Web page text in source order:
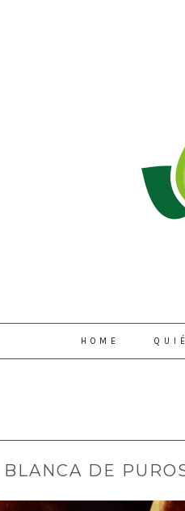
HOME
BLANCA DE